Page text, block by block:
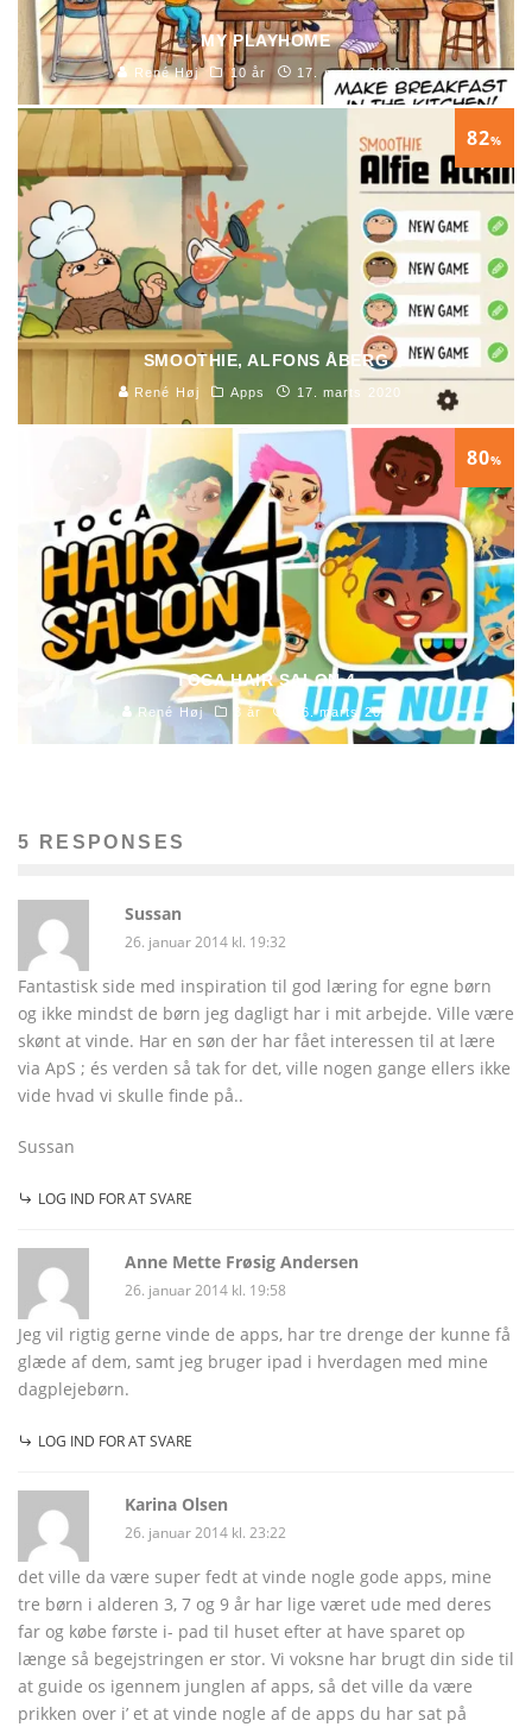
MY PLAYHOME
René Høj 10 år 17. marts 2020
82%
SMOOTHIE, ALFONS ÅBERG
René Høj Apps 17. marts 2020
80%
TOCA HAIR SALON 4
René Høj 3 år 16. marts 2020
5 RESPONSES
Sussan
26. januar 2014 kl. 19:32
Fantastisk side med inspiration til god læring for egne børn
og ikke mindst de børn jeg dagligt har i mit arbejde. Ville være
skønt at vinde. Har en søn der har fået interessen til at lære
via ApS ; és verden så tak for det, ville nogen gange ellers ikke
vide hvad vi skulle finde på..
Sussan
LOG IND FOR AT SVARE
Anne Mette Frøsig Andersen
26. januar 2014 kl. 19:58
Jeg vil rigtig gerne vinde de apps, har tre drenge der kunne få
glæde af dem, samt jeg bruger ipad i hverdagen med mine
dagplejebørn.
LOG IND FOR AT SVARE
Karina Olsen
26. januar 2014 kl. 23:22
det ville da være super fedt at vinde nogle gode apps, mine
tre børn i alderen 3, 7 og 9 år har lige været ude med deres
far og købe første i- pad til huset efter at have sparet op
længe så begejstringen er stor. Vi voksne har brugt din side til
at guide os igennem junglen af apps, så det ville da være
prikken over i’ et at vinde nogle af de apps du har sat på